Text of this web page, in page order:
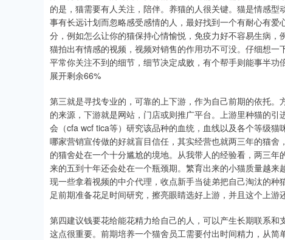
的是，猫需要有人关注，陪伴。养猫的人很关键。猫是情感
事有长远计划而忽略感受感情的人，最好找到一个有耐心有
分，例如怎么让你的猫保持心情愉悦，免疫力好不容易生病
猫拍出有情感的视频，视频对销售的作用功不可没。仔细想
平常你关注不到的细节，细节决定成败，有个帮手则能事半功倍
展开剩余66%
第三就是寻找专业的，可靠的上下游，作为自己前期的依托
的来源，下游就是网站，门店或则推广平台。上游里种猫的
会（cfa wcf tica等）研究该品种的血统，血线以及各个等级
哪家营销宣传做的好就盲目信任，其实经营也就两三年的猫
的猫舍处在一个十分尴尬的境地。从我带人的经验看，两三
来的五到十年还会处在一个瓶颈期。繁育出来的小猫质量越
现一些拿着视频的中介代理，收点新手当徒弟把自己淘汰的
足前期准备花足时间研究，擦亮眼睛选好上游，并且这个上游
第四建议钱要花给能花精力给自己的人，可以产生长期联系和
这点很重要。前期培养一个猫舍员工需要付出时间精力，从